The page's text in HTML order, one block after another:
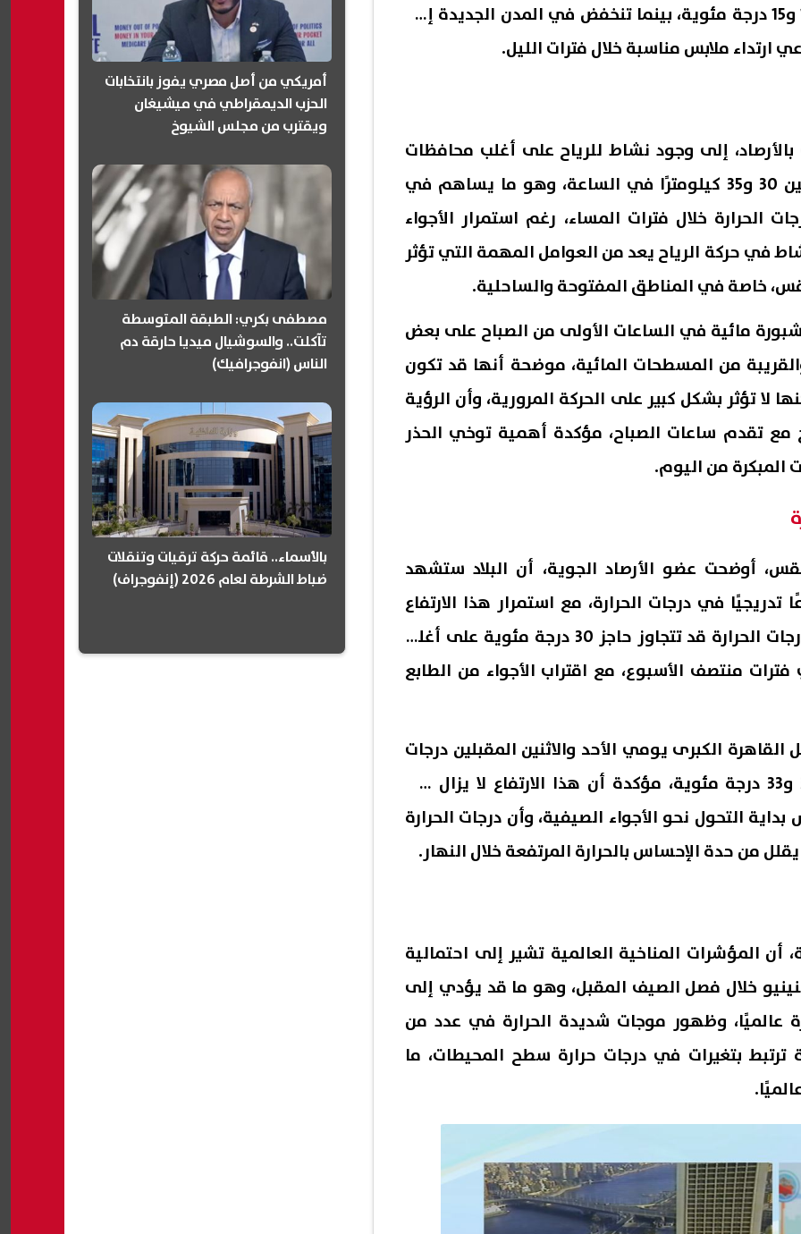
الصغرى في القاهرة بين 14 و15 درجة مئوية، بينما تنخفض في المدن الجديدة إلى
بالأرصاد، إلى وجود نشاط للرياح على أغلب محافظات
الجمهورية، تتراوح سرعته بين 30 و35 كيلومترًا في الساعة، وهو ما يساهم في
الحرارة خلال فترات المساء، رغم استمرار الأجواء
في حركة الرياح يعد من العوامل المهمة التي تؤثر
خاصة في المناطق المفتوحة والساحلية.
مائية في الساعات الأولى من الصباح على بعض
من المسطحات المائية، موضحة أنها قد تكون
تؤثر بشكل كبير على الحركة المرورية، وأن الرؤية
تقدم ساعات الصباح، مؤكدة أهمية توخي الحذر
المبكرة من اليوم.
أوضحت عضو الأرصاد الجوية، أن البلاد ستشهد
تدريجيًا في درجات الحرارة، مع استمرار هذا الارتفاع
خلال الأسبوع المقبل، وأن درجات الحرارة قد تتجاوز حاجز 30 درجة مئوية على أغلب
منتصف الأسبوع، مع اقتراب الأجواء من الطابع
الكبرى يومي الأحد والاثنين المقبلين درجات
حرارة عظمى تتراوح بين 32 و33 درجة مئوية، مؤكدة أن هذا الارتفاع لا يزال في
التحول نحو الأجواء الصيفية، وأن درجات الحرارة
من حدة الإحساس بالحرارة المرتفعة خلال النهار.
المؤشرات المناخية العالمية تشير إلى احتمالية
خلال فصل الصيف المقبل، وهو ما قد يؤدي إلى
عالميًا، وظهور موجات شديدة الحرارة في عدد من
ترتبط بتغيرات في درجات حرارة سطح المحيطات، ما
أمريكي من أصل مصري يفوز بانتخابات
الحزب الديمقراطي في ميشيغان
ويقترب من مجلس الشيوخ
مصطفى بكري: الطبقة المتوسطة
تآكلت.. والسوشيال ميديا حارقة دم
الناس (انفوجرافيك)
بالأسماء.. قائمة حركة ترقيات وتنقلات
ضباط الشرطة لعام 2026 (إنفوجراف)